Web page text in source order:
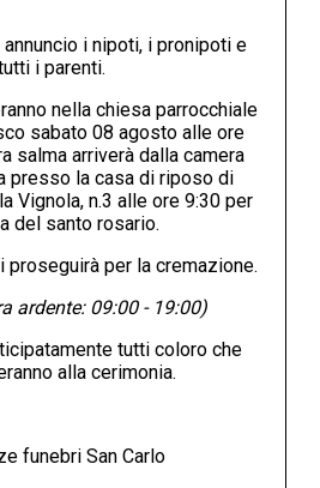
i nipoti, i pronipoti e
i parenti.
nella chiesa parrocchiale
sabato 08 agosto alle ore
salma arriverà dalla camera
presso la casa di riposo di
Vignola, n.3 alle ore 9:30 per
del santo rosario.
per la cremazione.
ardente: 09:00 - 19:00)
tutti coloro che
alla cerimonia.
funebri San Carlo